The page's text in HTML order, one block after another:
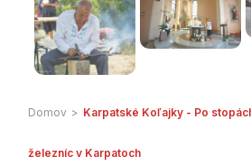
Domov > Karpatské Koľajky - Po
železníc v Karpatoch